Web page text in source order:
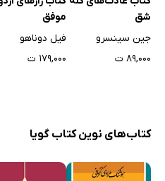
شق
جین سینسرو
۸۹,۰۰۰ ت
موفق
فیل دوناهو
۱۷۹,۰۰۰ ت
کتاب‌های نوین کتاب گویا